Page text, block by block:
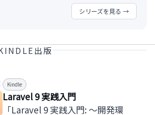
シリーズを見る →
出版
Kindle
Laravel 9 実践入門
「Laravel 9 実践入門: ～開発環